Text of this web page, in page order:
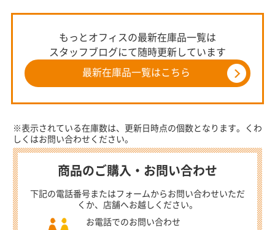
もっとオフィスの最新在庫品一覧は
スタッフブログにて随時更新しています
最新在庫品一覧はこちら
※表示されている在庫数は、更新日時点の個数となります。くわ
しくはお問い合わせください。
商品のご購入・お問い合わせ
下記の電話番号またはフォームからお問い合わせいただ
くか、店舗へお越しください。
お電話でのお問い合わせ